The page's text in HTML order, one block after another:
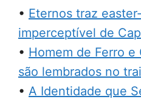
• Eternos traz
imperceptível de
• Homem de Ferro e
são lembrados no
• A Identidade que